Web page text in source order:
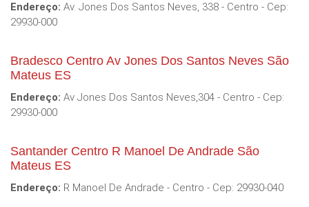
Endereço: Av. Jones Dos Santos Neves, 338 - Centro - Cep:
29930-000
Bradesco Centro Av Jones Dos Santos Neves São
Mateus ES
Endereço: Av Jones Dos Santos Neves,304 - Centro - Cep:
29930-000
Santander Centro R Manoel De Andrade São
Mateus ES
Endereço: R Manoel De Andrade - Centro - Cep: 29930-040